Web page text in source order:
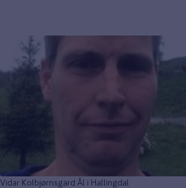
Vidar Kolbjørnsgard Ål i Hallingdal